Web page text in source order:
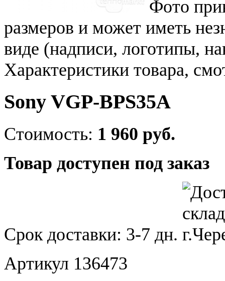
Фото
размеров и может иметь
виде (надписи, логотипы,
Характеристики товара,
Sony VGP-BPS35A
Стоимость: 1 960 руб.
Товар доступен под заказ
Срок доставки: 3-7 дн.
Артикул 136473